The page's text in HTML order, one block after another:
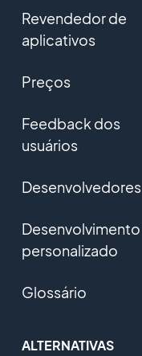
Revendedor de
aplicativos
Preços
Feedback dos
usuários
Desenvolvedores
Desenvolvimento
personalizado
Glossário
ALTERNATIVAS